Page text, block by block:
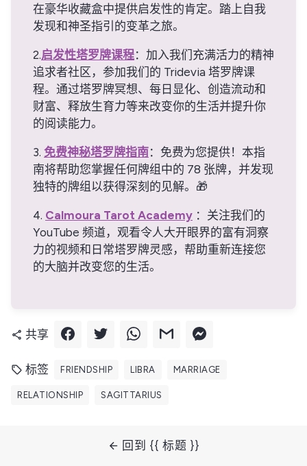
在豪华收藏盒中提供启发性的肯定。踏上自我
发现和神圣指引的变革之旅。
2.启发性塔罗牌课程：加入我们充满活力的精神
追求者社区，参加我们的 Tridevia 塔罗牌课
程。通过塔罗牌冥想、每日显化、创造流动和
财富、释放生育力等来改变你的生活并提升你
的阅读能力。
3. 免费神秘塔罗牌指南：免费为您提供！本指
南将帮助您掌握任何牌组中的 78 张牌，并发现
独特的牌组以获得深刻的见解。🎁
4. Calmoura Tarot Academy ：关注我们的
YouTube 频道，观看令人大开眼界的富有洞察
力的视频和日常塔罗牌灵感，帮助重新连接您
的大脑并改变您的生活。
share 共享
local_offer 标签 FRIENDSHIP LIBRA MARRIAGE
RELATIONSHIP SAGITTARIUS
arrow_back 回到 {{ 标题 }}